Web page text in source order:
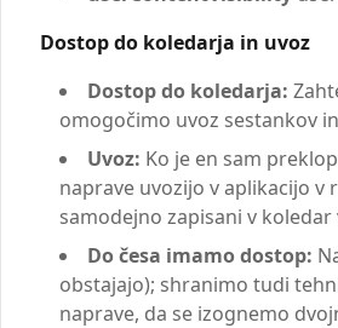
Dostop do koledarja in uvoz
Dostop do koledarja:
omogočimo uvoz sestankov
Uvoz: Ko je en sam
naprave uvozijo v aplikacijo v
samodejno zapisani v koledar
Do česa imamo dostop:
obstajajo); shranimo tudi
naprave, da se izognemo